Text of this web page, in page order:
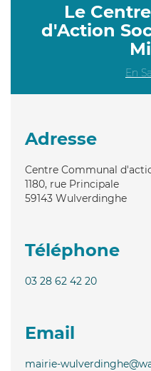
Le
d'Action
En
Adresse
Centre Communal
1180, rue Principale
59143 Wulverdinghe
Téléphone
03 28 62 42 20
Email
mairie-